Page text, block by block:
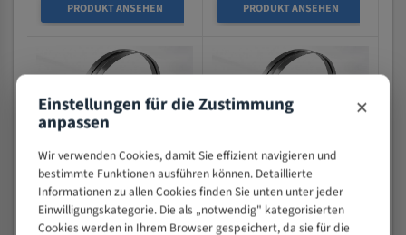
PRODUKT ANSEHEN PRODUKT ANSEHEN
Berg schmıd GBS 172 Eco Bi-
Metal M42 HSS Bandsägeblatt
Berg schmıd PBS 171 ESC Bi-
Metal M42 HSS Bandsägeblatt
Einstellungen für die Zustimmung
anpassen ×
Wir verwenden Cookies, damit Sie effizient navigieren und
bestimmte Funktionen ausführen können. Detaillierte
Informationen zu allen Cookies finden Sie unten unter jeder
Einwilligungskategorie. Die als „notwendig" kategorisierten
Cookies werden in Ihrem Browser gespeichert, da sie für die